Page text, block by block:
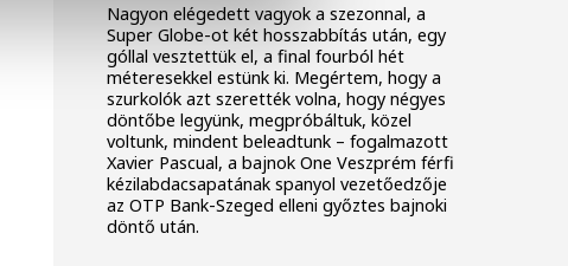
Nagyon elégedett vagyok a szezonnal, a
Super Globe-ot két hosszabbítás után, egy
góllal vesztettük el, a final fourból hét
méteresekkel estünk ki. Megértem, hogy a
szurkolók azt szerették volna, hogy négyes
döntőbe legyünk, megpróbáltuk, közel
voltunk, mindent beleadtunk – fogalmazott
Xavier Pascual, a bajnok One Veszprém férfi
kézilabdacsapatának spanyol vezetőedzője
az OTP Bank-Szeged elleni győztes bajnoki
döntő után.